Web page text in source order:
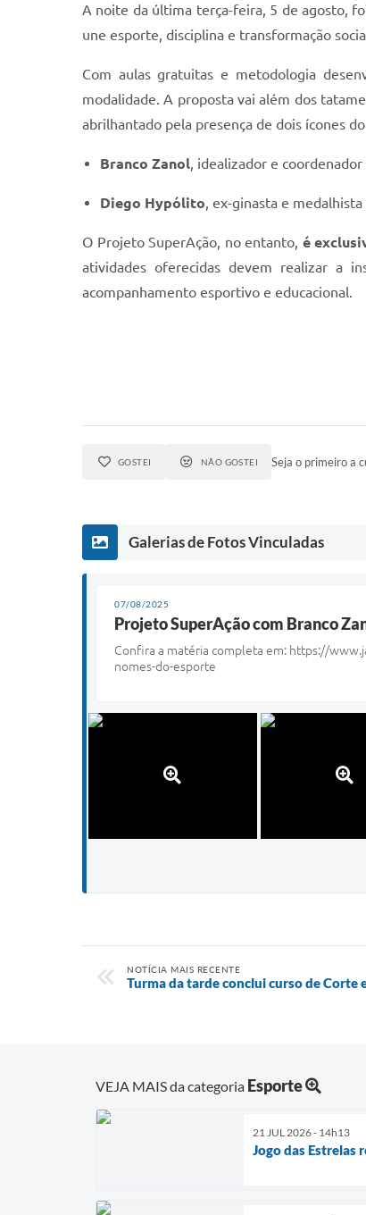
A noite da última terça-feira, 5 de agosto,
une esporte, disciplina e transformação
Com aulas gratuitas e metodologia
modalidade. A proposta vai além dos
abrilhantado pela presença de dois ícones
Branco Zanol , idealizador e
Diego Hypólito , ex-ginasta e
O Projeto SuperAção, no entanto, é
atividades oferecidas devem realizar a
acompanhamento esportivo e educacional.
GOSTEI NÃO GOSTEI Seja o primeiro a
Galerias de Fotos Vinculadas
07/08/2025
Projeto SuperAção com Branco
Confira a matéria completa em: https://
nomes-do-esporte
NOTÍCIA MAIS RECENTE
Turma da tarde conclui curso de Corte
VEJA MAIS da categoria Esporte
21 JUL 2026 - 14h13
Jogo das Estrelas